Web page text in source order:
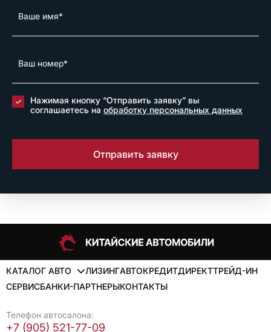
Нажимая кнопку “Отправить заявку” вы
соглашаетесь на обработку персональных данных
Отправить заявку
КАТАЛОГ АВТО ЛИЗИНГАВТОКРЕДИТДИРЕКТТРЕЙД-ИН
СЕРВИСБАНКИ-ПАРТНЕРЫКОНТАКТЫ
Телефон автосалона:
+7 (905) 521-77-09